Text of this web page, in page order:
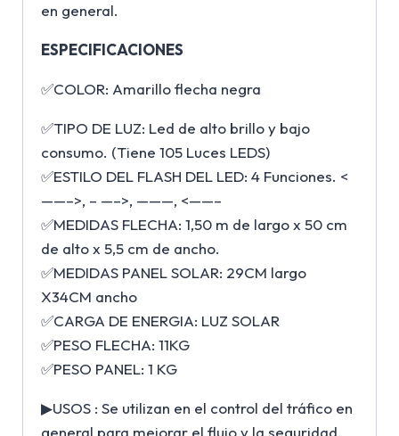
en general.
ESPECIFICACIONES
✅COLOR: Amarillo flecha negra
✅TIPO DE LUZ: Led de alto brillo y bajo
consumo. (Tiene 105 Luces LEDS)
✅ESTILO DEL FLASH DEL LED: 4 Funciones. <
——–>, – —–>, ———, <——–
✅MEDIDAS FLECHA: 1,50 m de largo x 50 cm
de alto x 5,5 cm de ancho.
✅MEDIDAS PANEL SOLAR: 29CM largo
X34CM ancho
✅CARGA DE ENERGIA: LUZ SOLAR
✅PESO FLECHA: 11KG
✅PESO PANEL: 1 KG
▶USOS : Se utilizan en el control del tráfico en
general para mejorar el flujo y la seguridad.